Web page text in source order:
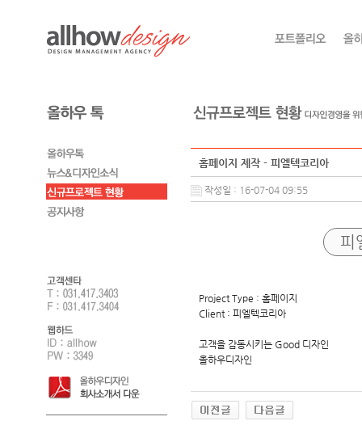
홈페이지 제작 - 피엘텍코리아
작성일 : 16-07-04 09:55
피
Project Type : 홈페이지
Client : 피엘텍코리아
고객을 감동시키는 Good 디자인
올하우디자인